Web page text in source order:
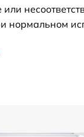
или
нормальном